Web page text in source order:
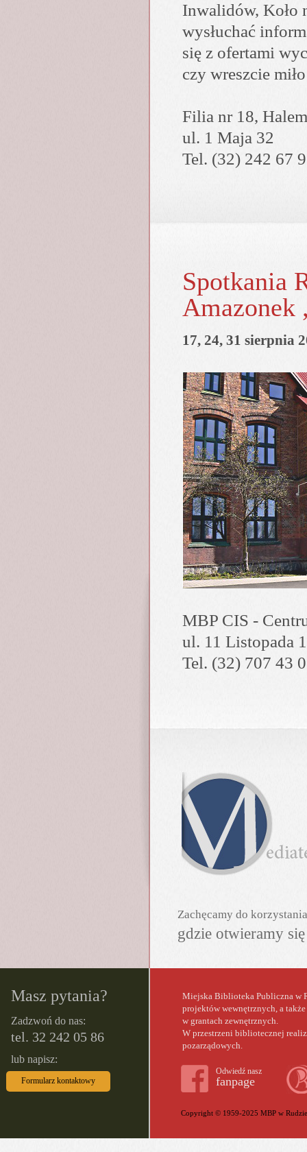
Inwalidów, Koło
wysłuchać
się z ofertami
czy wreszcie
Filia nr 18,
ul. 1 Maja 32
Tel. (32) 242 67
Spotkania
Amazonek
17, 24, 31 sierpnia
MBP CIS -
ul. 11 Listopada
Tel. (32) 707 43
Zachęcamy do
gdzie otwieramy
Masz pytania?
Zadzwoń do nas:
tel. 32 242 05 86
lub napisz:
Formularz kontaktowy
Miejska Biblioteka Publiczna w
projektów wewnętrznych, a
w gran­tach zewnętrznych.
W przestrzeni bibliotecznej
pozarządowych.
Odwiedź nasz
fanpage
Copyright © 1959-2025 MBP w